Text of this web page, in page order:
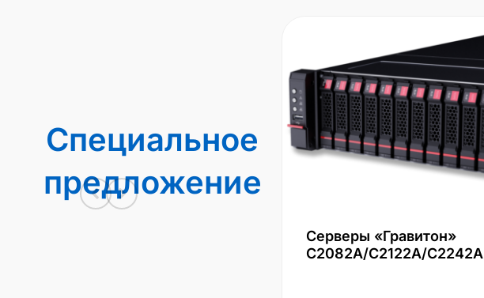
Специальное
предложение
Серверы «Гравитон»
С2082А/С2122А/С2242А